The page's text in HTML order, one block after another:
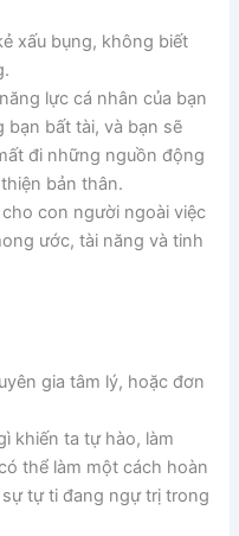
xấu bụng, không biết
lực cá nhân của bạn
bạn bất tài, và bạn sẽ
đi những nguồn động
bản thân.
con người ngoài việc
ước, tài năng và tinh
gia tâm lý, hoặc đơn
khiến ta tự hào, làm
thể làm một cách hoàn
tự ti đang ngự trị trong